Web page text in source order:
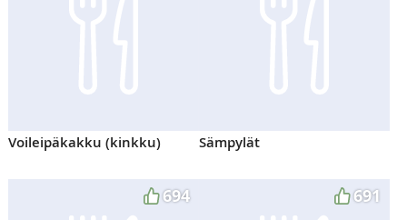
Voileipäkakku (kinkku) Sämpylät
694 691